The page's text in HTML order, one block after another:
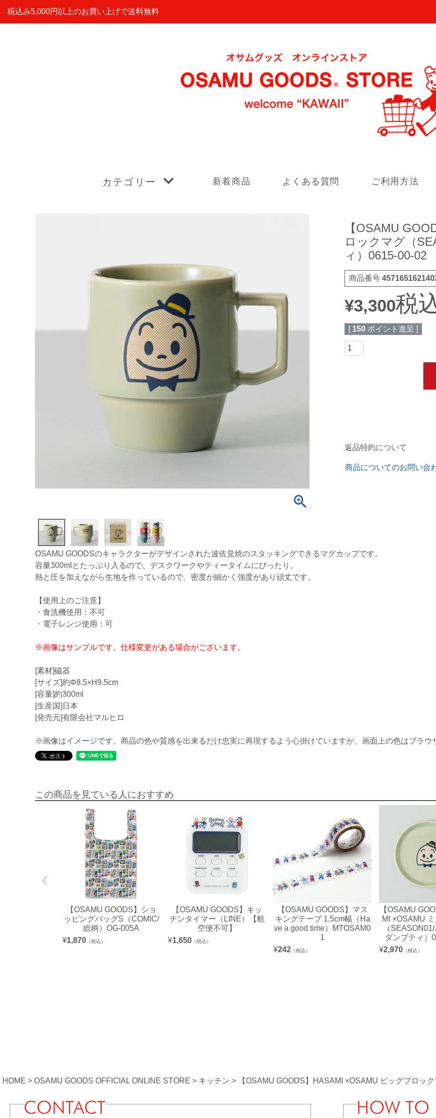
税込み5,000円以上のお買い上げで送料無料
カテゴリー 新着商品 よくある質問 ご利用方法
【OSAMU
ロックマグ（
ィ）0615-00-02
商品番号
¥3,300税
[ 150 ポイント進呈 ]
返品特約について
商品についてのお問い合
OSAMU GOODSのキャラクターがデザインされた波佐見焼のスタッキングできるマグカップです。
容量300mlとたっぷり入るので、デスクワークやティータイムにぴったり。
熱と圧を加えながら生地を作っているので、密度が細かく強度があり頑丈です。
【使用上のご注意】
・食洗機使用：不可
・電子レンジ使用：可
※画像はサンプルです。仕様変更がある場合がございます。
[素材]磁器
[サイズ]約Φ8.5×H9.5cm
[容量]約300ml
[生産国]日本
[発売元]有限会社マルヒロ
※画像はイメージです。商品の色や質感を出来るだけ忠実に再現するよう心掛けていますが、画面上の色はブラ
この商品を見ている人におすすめ
【OSAMU GOODS】ショ
ッピングバッグS（COMIC/
総柄）OG-005A
¥1,870 （税込）
【OSAMU GOODS】キッ
チンタイマー（LINE）【航
空便不可】
¥1,650 （税込）
【OSAMU GOODS】マス
キングテープ 1.5cm幅（Ha
ve a good time）MTOSAM0
1
¥242 （税込）
【OSAMU
MI ×OSAMU
（
ダンプティ）
¥2,970 （税込）
HOME OSAMU GOODS OFFICIAL ONLINE STORE キッチン 【OSAMU GOODS】HASAMI ×OSAMU ビッグブロッ